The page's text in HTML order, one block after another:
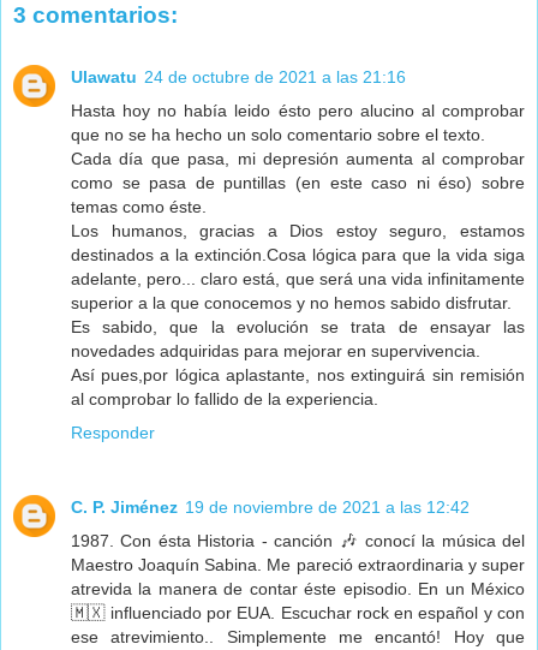
3 comentarios:
Ulawatu 24 de octubre de 2021 a las 21:16
Hasta hoy no había leido ésto pero alucino al comprobar
que no se ha hecho un solo comentario sobre el texto.
Cada día que pasa, mi depresión aumenta al comprobar
como se pasa de puntillas (en este caso ni éso) sobre
temas como éste.
Los humanos, gracias a Dios estoy seguro, estamos
destinados a la extinción.Cosa lógica para que la vida siga
adelante, pero... claro está, que será una vida infinitamente
superior a la que conocemos y no hemos sabido disfrutar.
Es sabido, que la evolución se trata de ensayar las
novedades adquiridas para mejorar en supervivencia.
Así pues,por lógica aplastante, nos extinguirá sin remisión
al comprobar lo fallido de la experiencia.
Responder
C. P. Jiménez 19 de noviembre de 2021 a las 12:42
1987. Con ésta Historia - canción 🎶 conocí la música del
Maestro Joaquín Sabina. Me pareció extraordinaria y super
atrevida la manera de contar éste episodio. En un México
🇲🇽 influenciado por EUA. Escuchar rock en español y con
ese atrevimiento.. Simplemente me encantó! Hoy que